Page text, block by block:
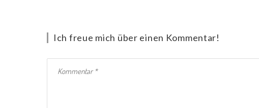
Ich freue mich über einen Kommentar!